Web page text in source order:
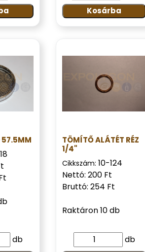
Kosárba
57.5MM
db
TÖMÍTŐ ALÁTÉT RÉZ
1/4"
Cikkszám: 10-124
Nettó: 200 Ft
Bruttó: 254 Ft
Raktáron 10 db
db